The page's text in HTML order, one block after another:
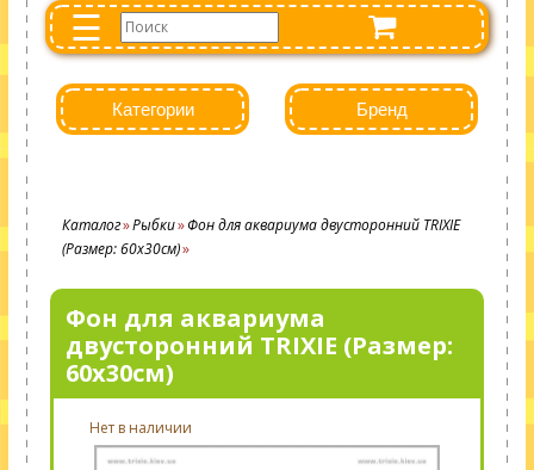
☰
Категории Бренд
Каталог Рыбки
Фон для аквариума двусторонний TRIXIE
(Размер: 60х30см)
Фон для аквариума
двусторонний TRIXIE (Размер:
60х30см)
Нет в наличии